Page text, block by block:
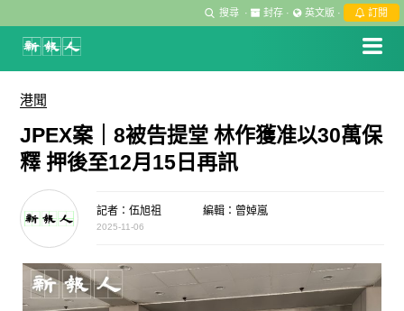
搜尋 · 封存 · 英文版 · 訂閱
港聞
JPEX案｜8被告提堂 林作獲准以30萬保
釋 押後至12月15日再訊
記者：伍旭祖 編輯：曾婥嵐
2025-11-06